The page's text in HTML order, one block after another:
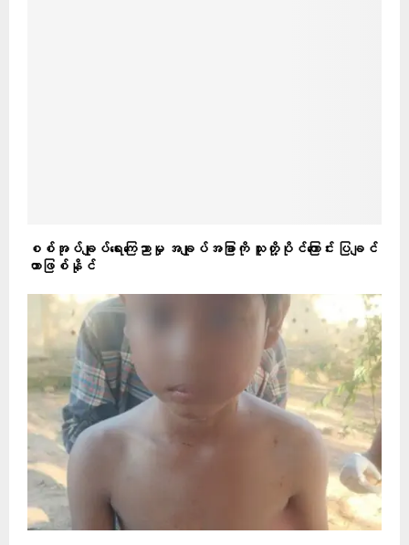
စစ်အုပ်ချုပ်ရေးကြေညာမှု အချုပ်အခြာကို သူတို့ပိုင်ကြောင်း ပြချင်
တာဖြစ်နိုင်